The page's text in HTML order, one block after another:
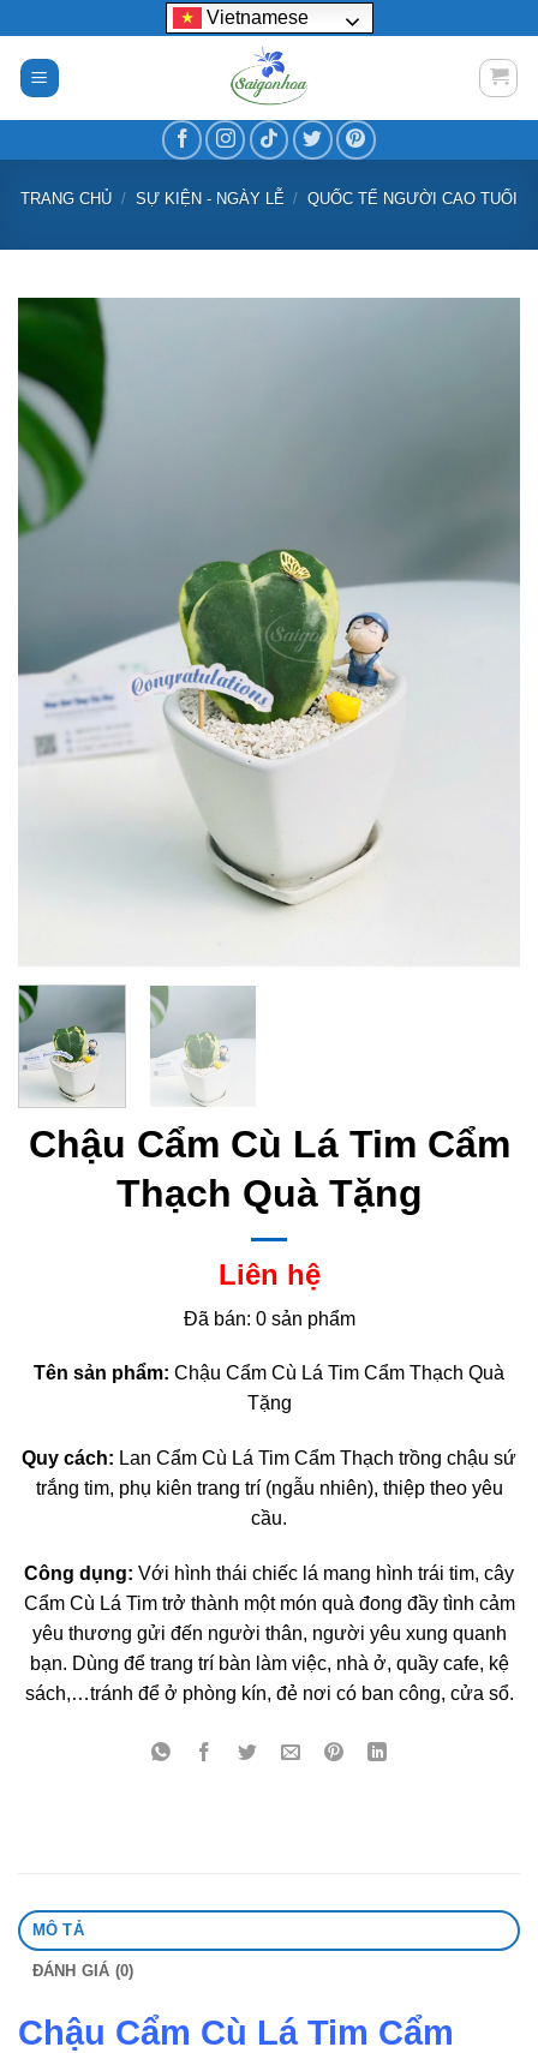
nội
dung
Vietnamese
TRANG CHỦ / SỰ KIỆN - NGÀY LỄ / QUỐC TẾ NGƯỜI CAO TUỔI
Chậu Cẩm Cù Lá Tim Cẩm
Thạch Quà Tặng
Liên hệ
Đã bán: 0 sản phẩm
Tên sản phẩm: Chậu Cẩm Cù Lá Tim Cẩm Thạch Quà
Tặng
Quy cách: Lan Cẩm Cù Lá Tim Cẩm Thạch trồng chậu sứ
trắng tim, phụ kiên trang trí (ngẫu nhiên), thiệp theo yêu
cầu.
Công dụng: Với hình thái chiếc lá mang hình trái tim, cây
Cẩm Cù Lá Tim trở thành một món quà đong đầy tình cảm
yêu thương gửi đến người thân, người yêu xung quanh
bạn. Dùng để trang trí bàn làm việc, nhà ở, quầy cafe, kệ
sách,…tránh để ở phòng kín, đẻ nơi có ban công, cửa sổ.
MÔ TẢ
ĐÁNH GIÁ (0)
Chậu Cẩm Cù Lá Tim Cẩm